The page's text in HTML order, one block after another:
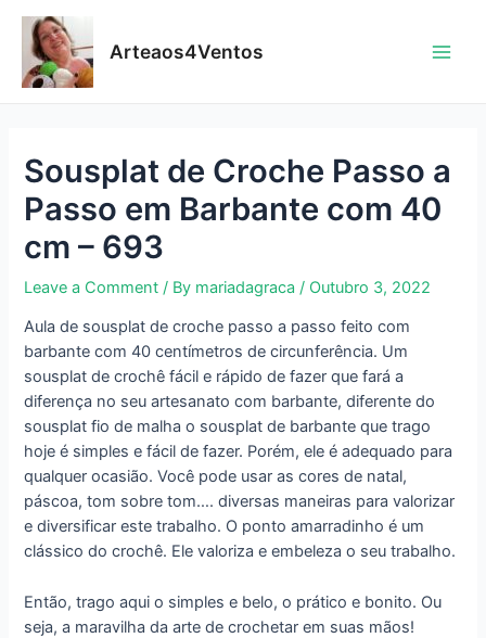
content
Arteaos4Ventos
Sousplat de Croche Passo a
Passo em Barbante com 40
cm – 693
Leave a Comment / By mariadagraca / Outubro 3, 2022
Aula de sousplat de croche passo a passo feito com
barbante com 40 centímetros de circunferência. Um
sousplat de crochê fácil e rápido de fazer que fará a
diferença no seu artesanato com barbante, diferente do
sousplat fio de malha o sousplat de barbante que trago
hoje é simples e fácil de fazer. Porém, ele é adequado para
qualquer ocasião. Você pode usar as cores de natal,
páscoa, tom sobre tom…. diversas maneiras para valorizar
e diversificar este trabalho. O ponto amarradinho é um
clássico do crochê. Ele valoriza e embeleza o seu trabalho.
Então, trago aqui o simples e belo, o prático e bonito. Ou
seja, a maravilha da arte de crochetar em suas mãos!